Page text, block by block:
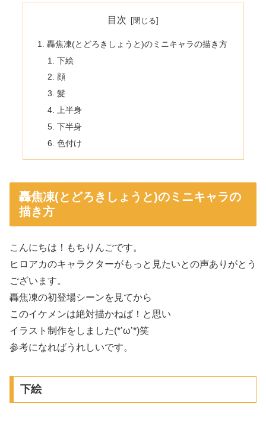
目次
轟焦凍(とどろきしょうと)のミニキャラの描き方
下絵
顔
髪
上半身
下半身
色付け
轟焦凍(とどろきしょうと)のミニキャラの
描き方
こんにちは！もちりんごです。
ヒロアカのキャラクターがもっと見たいとの声ありがとう
ございます。
轟焦凍の初登場シーンを見てから
このイケメンは絶対描かねば！と思い
イラスト制作をしました(*’ω’*)笑
参考になればうれしいです。
下絵